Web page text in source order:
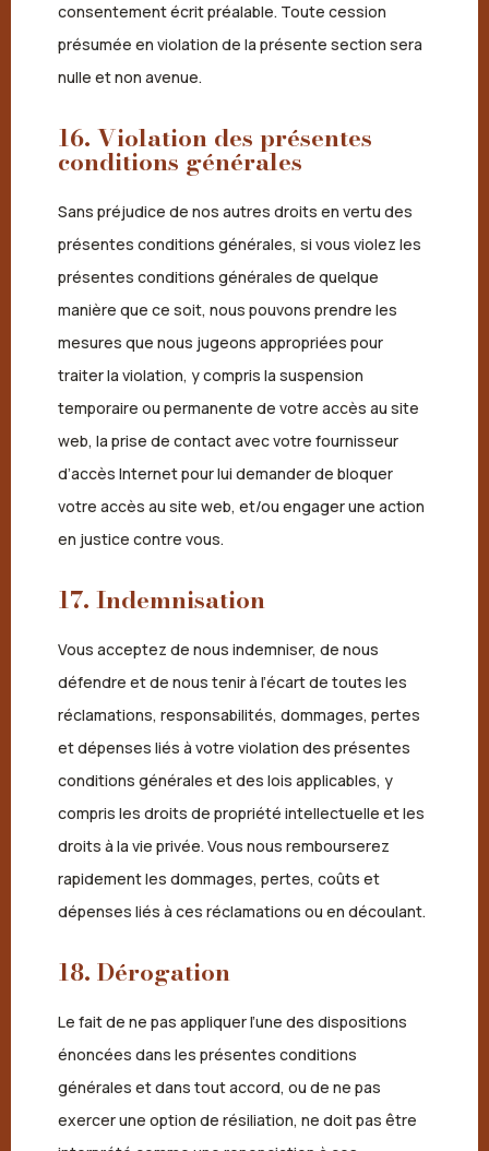
consentement écrit préalable. Toute cession
présumée en violation de la présente section sera
nulle et non avenue.
16. Violation des présentes
conditions générales
Sans préjudice de nos autres droits en vertu des
présentes conditions générales, si vous violez les
présentes conditions générales de quelque
manière que ce soit, nous pouvons prendre les
mesures que nous jugeons appropriées pour
traiter la violation, y compris la suspension
temporaire ou permanente de votre accès au site
web, la prise de contact avec votre fournisseur
d’accès Internet pour lui demander de bloquer
votre accès au site web, et/ou engager une action
en justice contre vous.
17. Indemnisation
Vous acceptez de nous indemniser, de nous
défendre et de nous tenir à l’écart de toutes les
réclamations, responsabilités, dommages, pertes
et dépenses liés à votre violation des présentes
conditions générales et des lois applicables, y
compris les droits de propriété intellectuelle et les
droits à la vie privée. Vous nous rembourserez
rapidement les dommages, pertes, coûts et
dépenses liés à ces réclamations ou en découlant.
18. Dérogation
Le fait de ne pas appliquer l’une des dispositions
énoncées dans les présentes conditions
générales et dans tout accord, ou de ne pas
exercer une option de résiliation, ne doit pas être